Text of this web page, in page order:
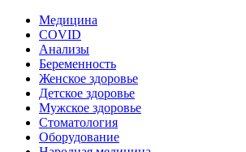
Медицина
COVID
Анализы
Беременность
Женское здоровье
Детское здоровье
Мужское здоровье
Стоматология
Оборудование